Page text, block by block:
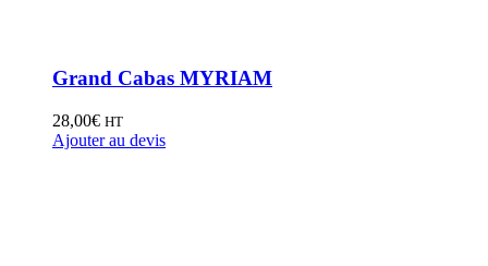
Grand Cabas MYRIAM
28,00€ HT
Ajouter au devis